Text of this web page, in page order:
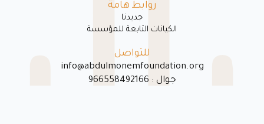
روابط هامة
جديدنا
الكيانات التابعة للمؤسسة
للتواصل
info@abdulmonemfoundation.org
جوال : 966558492166